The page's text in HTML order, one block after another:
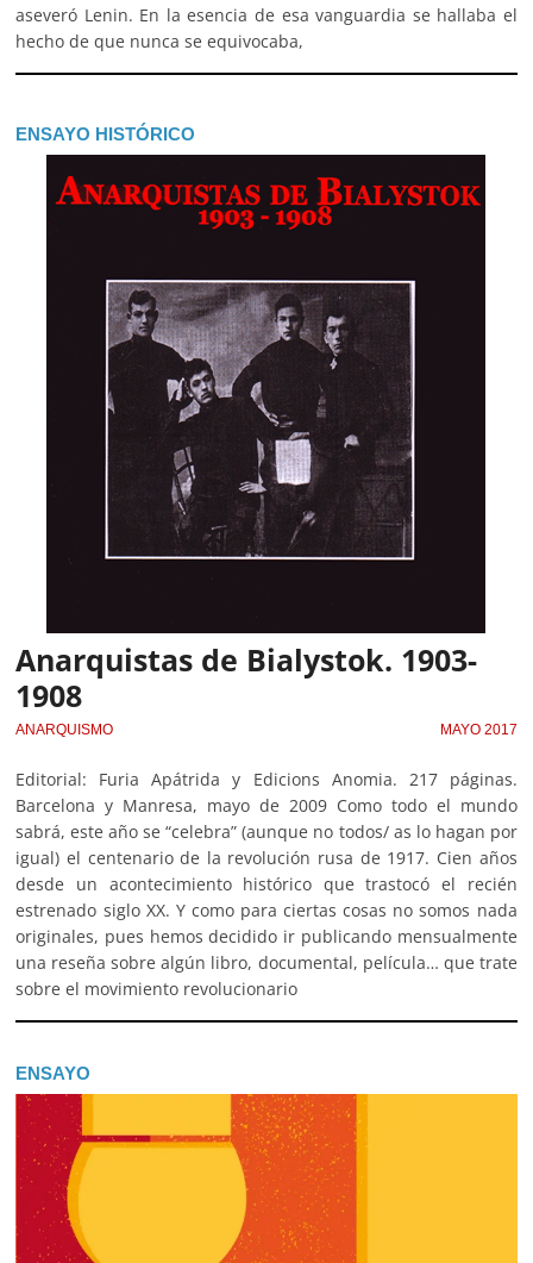
aseveró Lenin. En la esencia de esa vanguardia se hallaba el
hecho de que nunca se equivocaba,
ENSAYO HISTÓRICO
Anarquistas de Bialystok. 1903-
1908
ANARQUISMO MAYO 2017
Editorial: Furia Apátrida y Edicions Anomia. 217 páginas.
Barcelona y Manresa, mayo de 2009 Como todo el mundo
sabrá, este año se “celebra” (aunque no todos/ as lo hagan por
igual) el centenario de la revolución rusa de 1917. Cien años
desde un acontecimiento histórico que trastocó el recién
estrenado siglo XX. Y como para ciertas cosas no somos nada
originales, pues hemos decidido ir publicando mensualmente
una reseña sobre algún libro, documental, película… que trate
sobre el movimiento revolucionario
ENSAYO